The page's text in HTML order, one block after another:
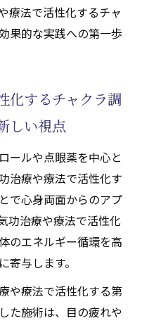
療法で活性化するチャ
果的な実践への第一歩
化するチャクラ調
しい視点
ールや点眼薬を中心と
治療や療法で活性化す
で心身両面からのアプ
功治療や療法で活性化
のエネルギー循環を高
与します。
や療法で活性化する第
た施術は、目の疲れや